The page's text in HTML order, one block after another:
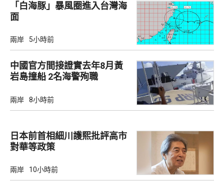
「白海豚」暴風圈進入台灣海
面
兩岸 5小時前
中國官方間接證實去年8月黃
岩島撞船 2名海警殉職
兩岸 8小時前
日本前首相細川護熙批評高市
對華等政策
兩岸 10小時前